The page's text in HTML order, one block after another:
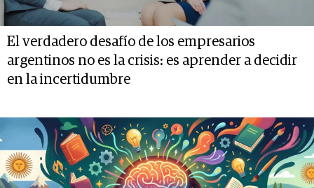
El verdadero desafío de los empresarios
argentinos no es la crisis: es aprender a decidir
en la incertidumbre